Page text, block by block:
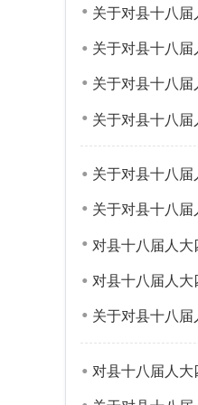
关于对县十八
关于对县十八
关于对县十八
关于对县十八
关于对县十八
关于对县十八
对县十八届人
对县十八届人大
关于对县十八
对县十八届人